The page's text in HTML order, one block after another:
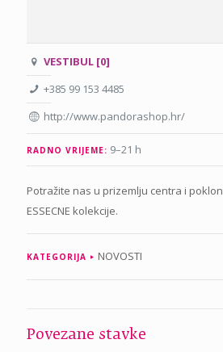
VESTIBUL [0]
+385 99 153 4485
http://www.pandorashop.hr/
RADNO VRIJEME: 9–21 h
Potražite nas u prizemlju centra i
ESSECNE kolekcije.
KATEGORIJA NOVOSTI
Povezane stavke